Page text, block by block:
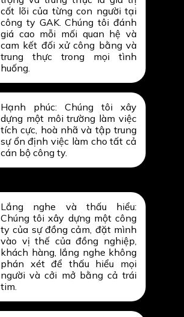
cốt lõi của từng con người tại
công ty GAK. Chúng tôi đánh
giá cao mỗi mối quan hệ và
cam kết đối xử công bằng và
trung thực trong mọi tình
huống.
Hạnh phúc: Chúng tôi xây
dựng một môi trường làm việc
tích cực, hoà nhã và tập trung
sự ổn định việc làm cho tất cả
cán bộ công ty.
Lắng nghe và thấu hiểu:
Chúng tôi xây dựng một công
ty của sự đồng cảm, đặt mình
vào vị thế của đồng nghiệp,
khách hàng, lắng nghe không
phán xét để thấu hiểu mọi
người và cởi mở bằng cả trái
tim.